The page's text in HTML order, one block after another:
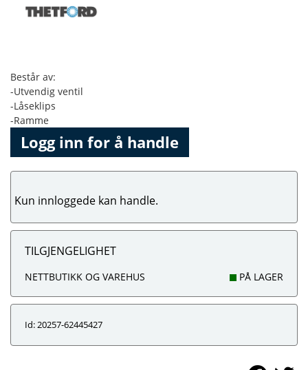
Består av:
-Utvendig ventil
-Låseklips
-Ramme
Logg inn for å handle
Kun innloggede kan handle.
TILGJENGELIGHET
NETTBUTIKK OG VAREHUS PÅ LAGER
Id: 20257-62445427